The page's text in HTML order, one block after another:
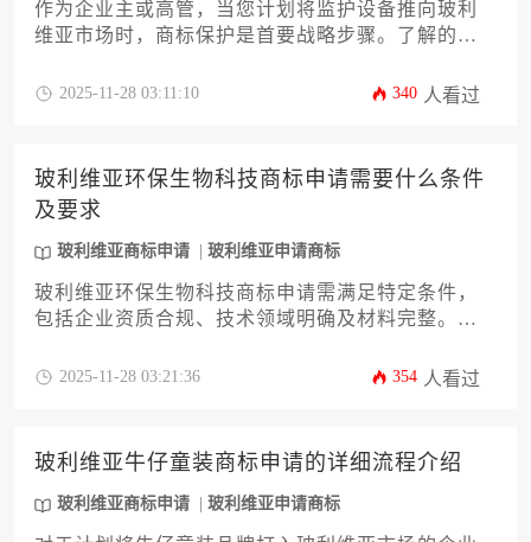
作为企业主或高管，当您计划将监护设备推向玻利
维亚市场时，商标保护是首要战略步骤。了解的全
算精准性与品牌安全。本文将为您深度剖析从官方
策，确保投资物有所值。
2025-11-28 03:11:10 340 人看过
玻利维亚环保生物科技商标申请需要什么条件
及要求
玻利维亚商标申请 玻利维亚申请商标
玻利维亚环保生物科技商标申请需满足特定条件，
包括企业资质合规、技术领域明确及材料完整。申
物科技类别的注册要求，同时关注审查流程及可能
2025-11-28 03:21:36 354 人看过
玻利维亚牛仔童装商标申请的详细流程介绍
玻利维亚商标申请 玻利维亚申请商标